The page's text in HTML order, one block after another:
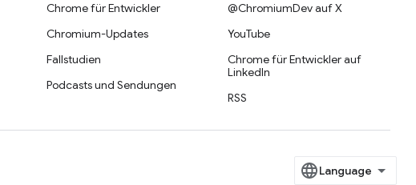
Chrome für Entwickler
Chromium-Updates
Fallstudien
Podcasts und Sendungen
@ChromiumDev auf X
YouTube
Chrome für Entwickler auf
LinkedIn
RSS